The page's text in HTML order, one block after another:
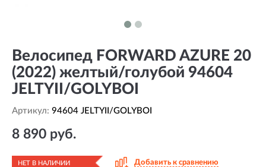
Велосипед FORWARD AZURE 20
(2022) желтый/голубой 94604
JELTYII/GOLYBOI
Артикул: 94604 JELTYII/GOLYBOI
8 890 руб.
НЕТ В НАЛИЧИИ Добавить к сравнению